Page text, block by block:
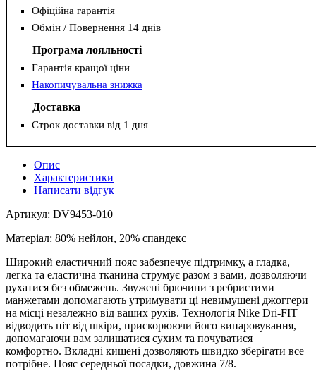
Офіційна гарантія
Обмін / Повернення 14 днів
Програма лояльності
Гарантія кращої ціни
Накопичувальна знижка
Доставка
Строк доставки від 1 дня
Опис
Характеристики
Написати відгук
Артикул: DV9453-010
Матеріал: 80% нейлон, 20% спандекс
Широкий еластичний пояс забезпечує підтримку, а гладка,
легка та еластична тканина струмує разом з вами, дозволяючи
рухатися без обмежень. Звужені брючини з ребристими
манжетами допомагають утримувати ці невимушені джоггери
на місці незалежно від ваших рухів. Технологія Nike Dri-FIT
відводить піт від шкіри, прискорюючи його випаровування,
допомагаючи вам залишатися сухим та почуватися
комфортно. Вкладні кишені дозволяють швидко зберігати все
потрібне. Пояс середньої посадки, довжина 7/8.